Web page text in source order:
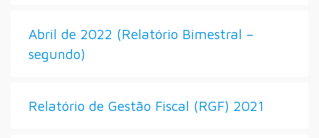
Abril de 2022 (Relatório Bimestral –
segundo)
Relatório de Gestão Fiscal (RGF) 2021